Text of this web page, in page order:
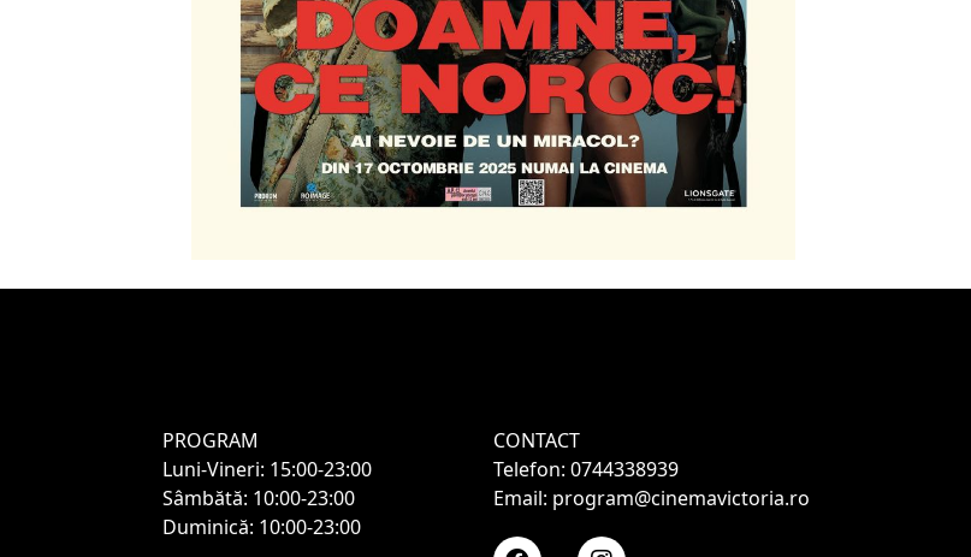
PROGRAM
Luni-Vineri: 15:00-23:00
Sâmbătă: 10:00-23:00
Duminică: 10:00-23:00
CONTACT
Telefon: 0744338939
Email: program@cinemavictoria.ro